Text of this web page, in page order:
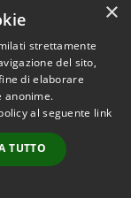
2026 • Comune di
• Powered by
•
Accesso
redazione
×
strettamente
del sito,
di elaborare
anonime.
al seguente link
TUTTO